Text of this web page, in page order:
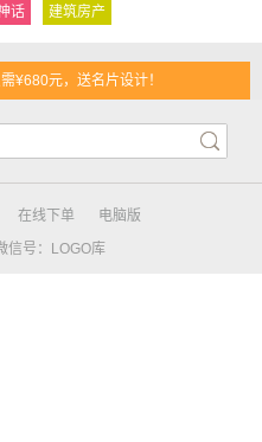
话 建筑房产
¥680元，送名片设计！
在线下单
电脑版
信号：LOGO库